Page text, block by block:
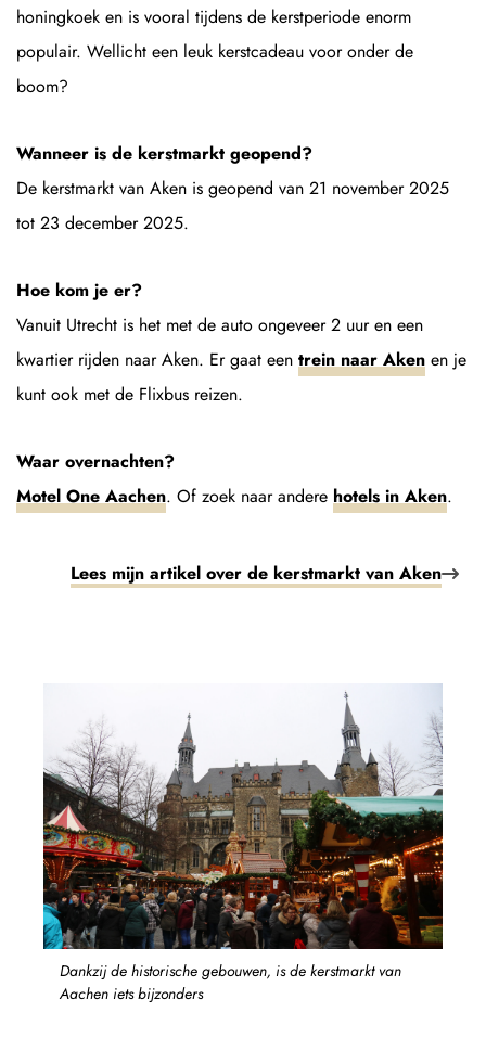
honingkoek en is vooral tijdens de kerstperiode enorm
populair. Wellicht een leuk kerstcadeau voor onder de
boom?
Wanneer is de kerstmarkt geopend?
De kerstmarkt van Aken is geopend van 21 november 2025
tot 23 december 2025.
Hoe kom je er?
Vanuit Utrecht is het met de auto ongeveer 2 uur en een
kwartier rijden naar Aken. Er gaat een trein naar Aken en je
kunt ook met de Flixbus reizen.
Waar overnachten?
Motel One Aachen. Of zoek naar andere hotels in Aken.
Lees mijn artikel over de kerstmarkt van Aken
Dankzij de historische gebouwen, is de kerstmarkt van
Aachen iets bijzonders